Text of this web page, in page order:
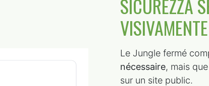
SICUREZZA
VISIVAMENTE
Le Jungle fermé
nécessaire, mais
sur un site public.